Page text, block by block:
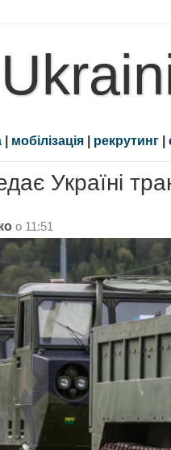
| мобілізація | рекрутинг |
Україні
о 11:51